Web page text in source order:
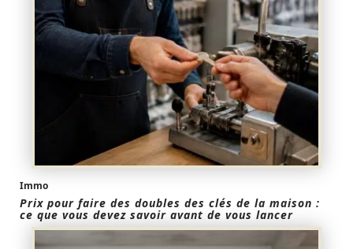
Immo
Prix pour faire des doubles des clés de la maison :
ce que vous devez savoir avant de vous lancer